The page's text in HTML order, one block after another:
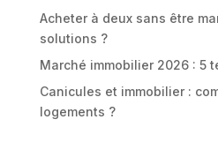
Acheter à deux sans être
solutions ?
Marché immobilier 2026 : 5
Canicules et immobilier :
logements ?